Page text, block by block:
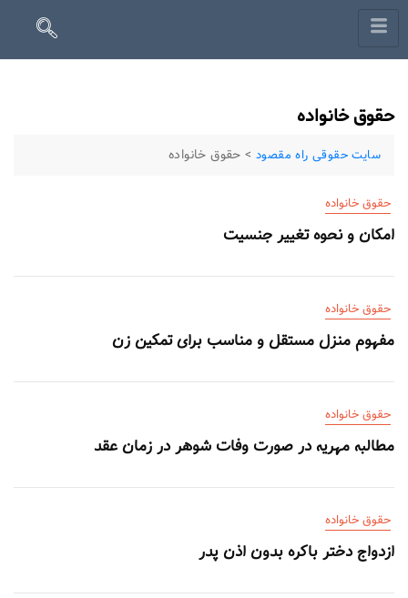
حقوق خانواده
سایت حقوقی راه مقصود > حقوق خانواده
حقوق خانواده
امکان و نحوه تغییر جنسیت
حقوق خانواده
مفهوم منزل مستقل و مناسب برای تمکین زن
حقوق خانواده
مطالبه مهریه در صورت وفات شوهر در زمان عقد
حقوق خانواده
ازدواج دختر باکره بدون اذن پدر